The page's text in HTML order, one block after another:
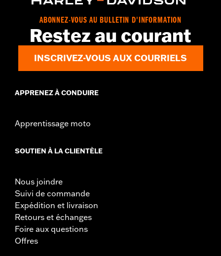
ABONNEZ-VOUS AU BULLETIN D'INFORMATION
Restez au courant
INSCRIVEZ-VOUS AUX COURRIELS
APPRENEZ À CONDUIRE
Apprentissage moto
SOUTIEN À LA CLIENTÈLE
Nous joindre
Suivi de commande
Expédition et livraison
Retours et échanges
Foire aux questions
Offres